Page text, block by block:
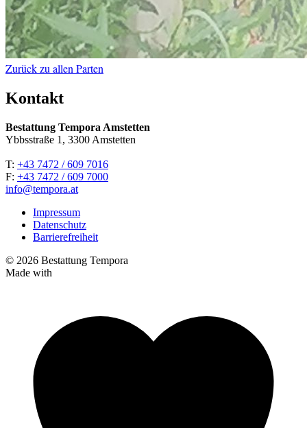
Zurück zu allen Parten
Kontakt
Bestattung Tempora Amstetten
Ybbsstraße 1, 3300 Amstetten
T: +43 7472 / 609 7016
F: +43 7472 / 609 7000
info@tempora.at
Impressum
Datenschutz
Barrierefreiheit
© 2026 Bestattung Tempora
Made with